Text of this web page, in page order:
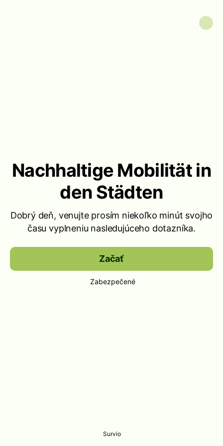
Nachhaltige Mobilität in
den Städten
Dobrý deň, venujte prosím niekoľko minút svojho
času vyplneniu nasledujúceho dotazníka.
Začať
Zabezpečené
Survio